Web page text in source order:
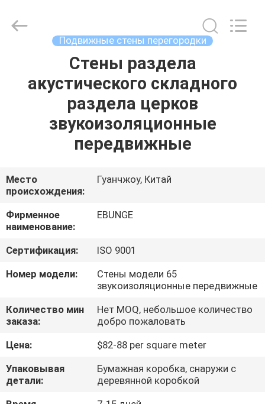
ПРОДУКТЫ
ПУТЕШЕСТВИЕ
ФАБРИКИ
ПРОВЕРКА
КАЧЕСТВА
СВЯЖИТЕСЬ
НОВОСТИ
Industrial
Подвижные стены перегородки
Стены раздела
акустического складного
раздела церков
звукоизоляционные
передвижные
Место
происхождения:
Гуанчжоу, Китай
Фирменное
наименование:
EBUNGE
Сертификация:
ISO 9001
Номер модели:
Стены модели 65
звукоизоляционные передвижные
Количество мин
заказа:
Нет MOQ, небольшое количество
добро пожаловать
Цена:
$82-88 per square meter
Упаковывая
детали:
Бумажная коробка, снаружи с
деревянной коробкой